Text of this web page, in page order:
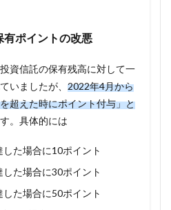
ポイントの改悪
資信託の保有残高に対して一
いましたが、 2022年4月から
超えた時にポイント付与」と
。具体的には
た場合に10ポイント
た場合に30ポイント
た場合に50ポイント